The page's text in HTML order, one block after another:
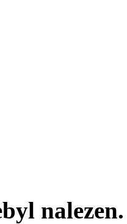
nalezen.